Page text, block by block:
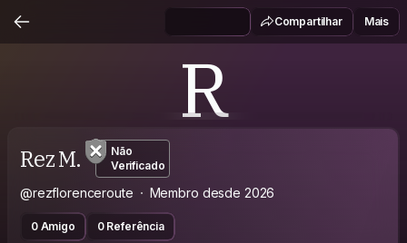
Compartilhar Mais
R
Rez M.
Não
Verificado
@rezflorenceroute Membro desde 2026
0 Amigo 0 Referência